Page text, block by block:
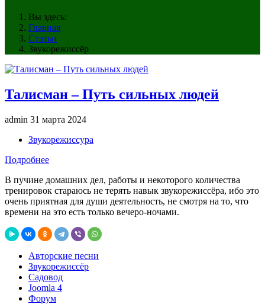
Вы здесь:
Главная
Статьи
Звукорежиссёр
Талисман – Путь сильных людей
admin 31 марта 2024
Звукорежиссура
Подробнее
В пучине домашних дел, работы и некоторого количества
тренировок стараюсь не терять навык звукорежиссёра, ибо это
очень приятная для души деятельность, не смотря на то, что
времени на это есть только вечеро-ночами.
Авторские песни
Звукорежиссёр
Садовод
Joomla 4
Форум